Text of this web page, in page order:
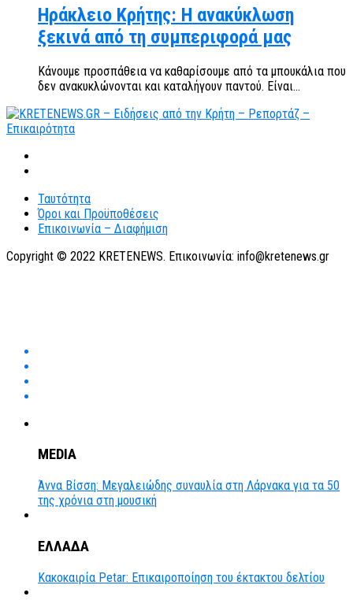
Ηράκλειο Κρήτης: Η ανακύκλωση
ξεκινά από τη συμπεριφορά μας
Κάνουμε προσπάθεια να καθαρίσουμε από τα μπουκάλια που
δεν ανακυκλώνονται και καταλήγουν παντού. Είναι...
Ταυτότητα
Όροι και Προϋποθέσεις
Επικοινωνία – Διαφήμιση
Copyright © 2022 KRETENEWS. Επικοινωνία: info@kretenews.gr
MEDIA
Άννα Βίσση: Μεγαλειώδης συναυλία στη Λάρνακα για τα 50
της χρόνια στη μουσική
ΕΛΛΑΔΑ
Κακοκαιρία Petar: Επικαιροποίηση του έκτακτου δελτίου